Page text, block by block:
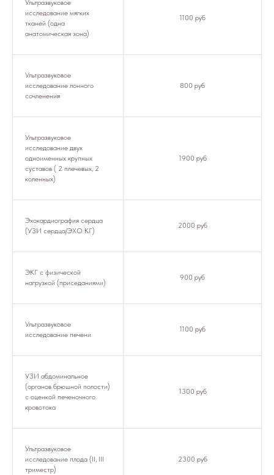
Ультразвуковое
исследование мягких
тканей (одна
анатомическая зона)
1100 руб
Ультразвуковое
исследование лонного
сочленения
800 руб
Ультразвуковое
исследование двух
одноименных крупных
суставов ( 2 плечевых, 2
коленных)
1900 руб
Эхокардиография сердца
(УЗИ сердца/ЭХО КГ)
2000 руб
ЭКГ с физической
нагрузкой (приседаниями)
900 руб
Ультразвуковое
исследование печени
1100 руб
УЗИ абдоминальное
(органов брюшной полости)
с оценкой печеночного
кровотока
1300 руб
Ультразвуковое
исследование плода (II, III
триместр)
2300 руб